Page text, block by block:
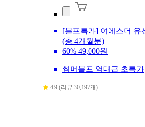
[블프특가] 여에스더 유
(총 4개월분)
60% 49,000원
썸머블프 역대급 초특가
4.9 (리뷰 30,197개)